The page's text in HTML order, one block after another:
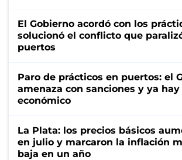
El Gobierno acordó con los
solucionó el conflicto que
puertos
Paro de prácticos en puertos: el
amenaza con sanciones y ya
económico
La Plata: los precios básicos
en julio y marcaron la inflación
baja en un año